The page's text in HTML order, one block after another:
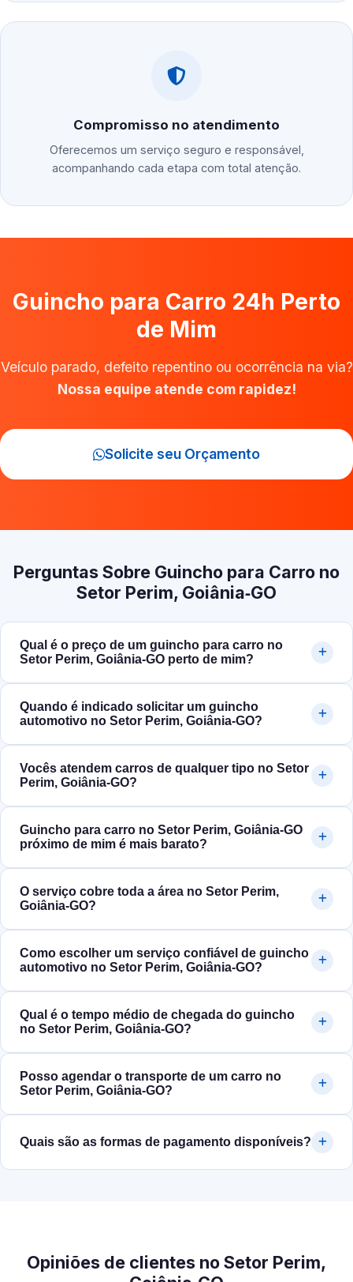
Compromisso no atendimento
Oferecemos um serviço seguro e responsável,
acompanhando cada etapa com total atenção.
Guincho para Carro 24h Perto
de Mim
Veículo parado, defeito repentino ou ocorrência na via?
Nossa equipe atende com rapidez!
Solicite seu Orçamento
Perguntas Sobre Guincho para Carro no
Setor Perim, Goiânia‑GO
Qual é o preço de um guincho para carro no
Setor Perim, Goiânia‑GO perto de mim?
Quando é indicado solicitar um guincho
automotivo no Setor Perim, Goiânia‑GO?
Vocês atendem carros de qualquer tipo no Setor
Perim, Goiânia‑GO?
Guincho para carro no Setor Perim, Goiânia‑GO
próximo de mim é mais barato?
O serviço cobre toda a área no Setor Perim,
Goiânia‑GO?
Como escolher um serviço confiável de guincho
automotivo no Setor Perim, Goiânia‑GO?
Qual é o tempo médio de chegada do guincho
no Setor Perim, Goiânia‑GO?
Posso agendar o transporte de um carro no
Setor Perim, Goiânia‑GO?
Quais são as formas de pagamento disponíveis?
Opiniões de clientes no Setor Perim,